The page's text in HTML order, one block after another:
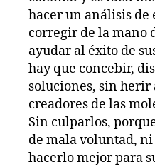
hacer un análisis de
corregir de la mano
ayudar al éxito de
hay que concebir,
soluciones, sin herir
creadores de las
Sin culparlos,
de mala voluntad, ni
hacerlo mejor para